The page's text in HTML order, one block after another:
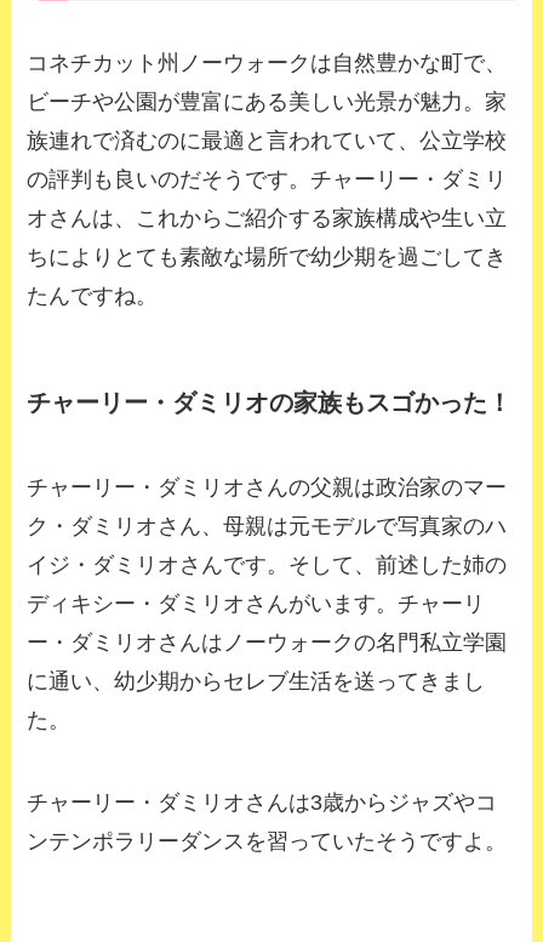
コネチカット州ノーウォークは自然豊かな町で、
ビーチや公園が豊富にある美しい光景が魅力。家
族連れで済むのに最適と言われていて、公立学校
の評判も良いのだそうです。チャーリー・ダミリ
オさんは、これからご紹介する家族構成や生い立
ちによりとても素敵な場所で幼少期を過ごしてき
たんですね。
チャーリー・ダミリオの家族もスゴかった！
チャーリー・ダミリオさんの父親は政治家のマー
ク・ダミリオさん、母親は元モデルで写真家のハ
イジ・ダミリオさんです。そして、前述した姉の
ディキシー・ダミリオさんがいます。チャーリ
ー・ダミリオさんはノーウォークの名門私立学園
に通い、幼少期からセレブ生活を送ってきまし
た。
チャーリー・ダミリオさんは3歳からジャズやコ
ンテンポラリーダンスを習っていたそうですよ。